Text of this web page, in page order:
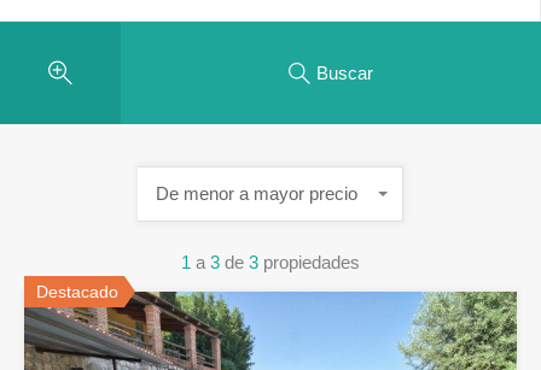
Buscar
1 a 3 de 3 propiedades
De menor a mayor precio
Destacado